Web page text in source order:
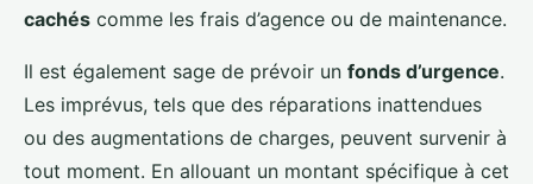
cachés comme les frais d’agence ou de maintenance.
Il est également sage de prévoir un fonds d’urgence.
Les imprévus, tels que des réparations inattendues
ou des augmentations de charges, peuvent survenir à
tout moment. En allouant un montant spécifique à cet